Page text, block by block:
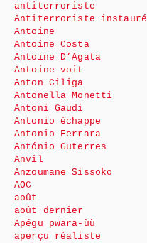
antiterroriste
Antiterroriste
Antoine
Antoine Costa
Antoine D’Agata
Antoine voit
Anton Ciliga
Antonella Monetti
Antoni Gaudi
Antonio échappe
Antonio Ferrara
António Guterres
Anvil
Anzoumane Sissoko
AOC
août
août dernier
Apégu pwärä-ùù
aperçu réaliste